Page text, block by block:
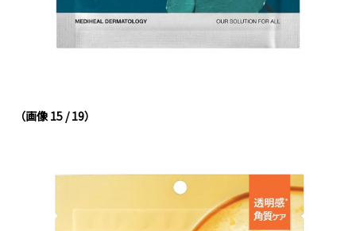
（画像 15 / 19）